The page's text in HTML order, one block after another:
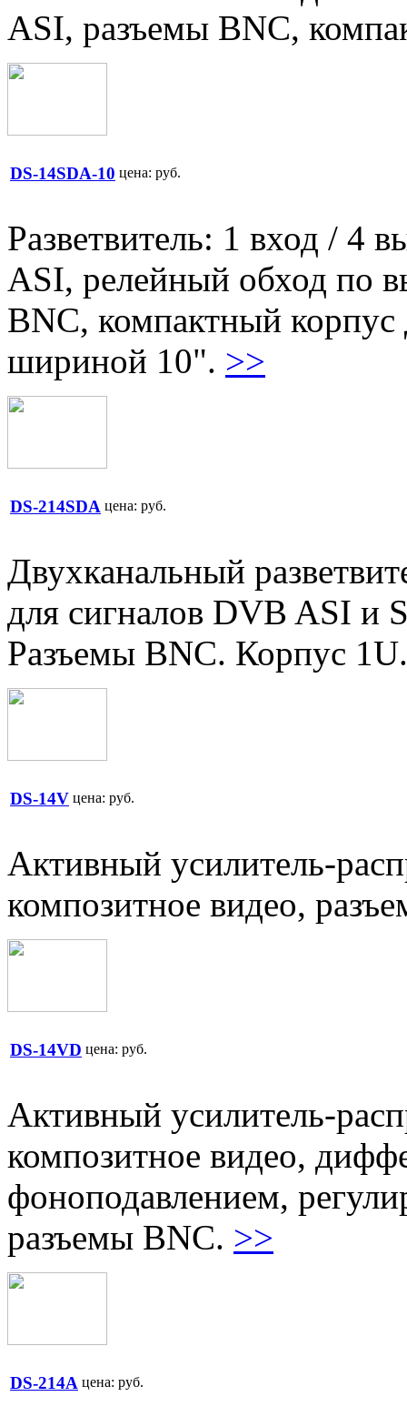
ASI, разъемы BNC,
DS-14SDA-10 цена: руб.
Разветвитель: 1 вход / 4
ASI, релейный обход по
BNC, компактный корпус
шириной 10". >>
DS-214SDA цена: руб.
Двухканальный
для сигналов DVB ASI и
Разъемы BNC. Корпус
DS-14V цена: руб.
Активный усилитель-
композитное видео,
DS-14VD цена: руб.
Активный усилитель-
композитное видео,
фоноподавлением,
разъемы BNC. >>
DS-214A цена: руб.